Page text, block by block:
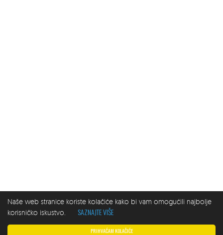
PRIHVAĆAM KOLAČIĆE
Naše web stranice koriste kolačiće kako bi vam omogućili najbolje
korisničko iskustvo.
SAZNAJTE VIŠE